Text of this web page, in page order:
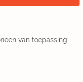
van toepassing: